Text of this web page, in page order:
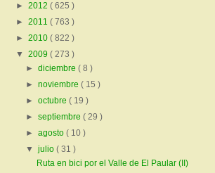
► 2012 ( 625 )
► 2011 ( 763 )
► 2010 ( 822 )
▼ 2009 ( 273 )
►diciembre( 8 )
►noviembre( 15 )
►octubre( 19 )
►septiembre( 29 )
►agosto( 10 )
▼julio( 31 )
Ruta en bici por el Valle de El Paular (II)